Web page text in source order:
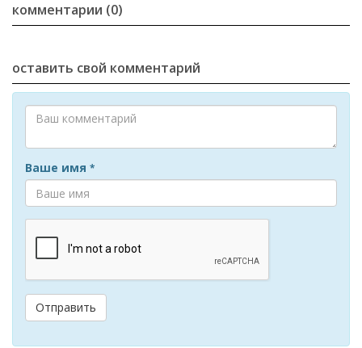
комментарии (0)
оставить свой комментарий
Ваше имя *
Отправить